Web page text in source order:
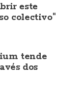
este
colectivo"
tende
dos